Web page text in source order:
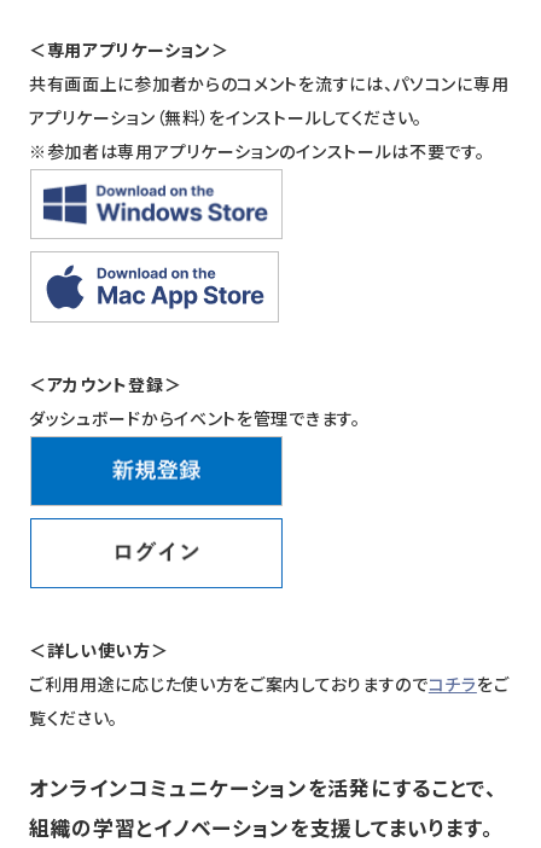
＜専用アプリケーション＞
共有画面上に参加者からのコメントを流すには、パソコンに専用
アプリケーション（無料）をインストールしてください。
※参加者は専用アプリケーションのインストールは不要です。
＜アカウント登録＞
ダッシュボードからイベントを管理できます。
＜詳しい使い方＞
ご利用用途に応じた使い方をご案内しておりますのでコチラをご
覧ください。
オンラインコミュニケーションを活発にすることで、
組織の学習とイノベーションを支援してまいります。